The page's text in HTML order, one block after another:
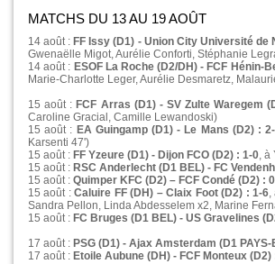
MATCHS DU 13 AU 19 AOÛT
14 août : FF Issy (D1) - Union City Université de
Gwenaëlle Migot, Aurélie Conforti, Stéphanie
14 août : ESOF La Roche (D2/DH) - FCF Hénin-
Marie-Charlotte Leger, Aurélie Desmaretz,
15 août : FCF Arras (D1) - SV Zulte Waregem
Caroline Gracial, Camille Lewandoski)
15 août : EA Guingamp (D1) - Le Mans (D2) :
Karsenti 47')
15 août : FF Yzeure (D1) - Dijon FCO (D2) : 1-0, à
15 août : RSC Anderlecht (D1 BEL) - FC
15 août : Quimper KFC (D2) – FCF Condé (D2) :
15 août :Caluire FF (DH) – Claix Foot (D2) : 1-6,
Sandra Pellon, Linda Abdesselem x2, Marine
15 août : FC Bruges (D1 BEL) - US Gravelines
17 août : PSG (D1) - Ajax Amsterdam (D1
17 août : Etoile Aubune (DH) - FCF Monteux (D2)